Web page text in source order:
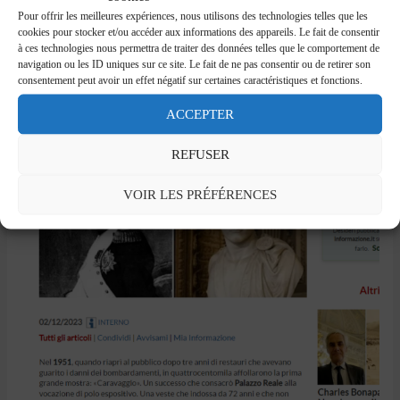
Pour offrir les meilleures expériences, nous utilisons des technologies telles que les
cookies pour stocker et/ou accéder aux informations des appareils. Le fait de consentir
à ces technologies nous permettra de traiter des données telles que le comportement de
navigation ou les ID uniques sur ce site. Le fait de ne pas consentir ou de retirer son
consentement peut avoir un effet négatif sur certaines caractéristiques et fonctions.
ACCEPTER
REFUSER
VOIR LES PRÉFÉRENCES